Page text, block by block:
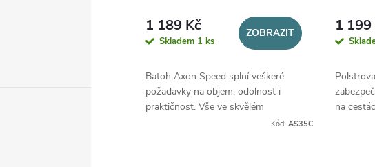
1 189 Kč
Skladem 1 ks
ZOBRAZIT
Batoh Axon Speed splní veškeré
požadavky na objem, odolnost i
praktičnost. Vše ve skvělém
Kód: AS35C
1 199
na